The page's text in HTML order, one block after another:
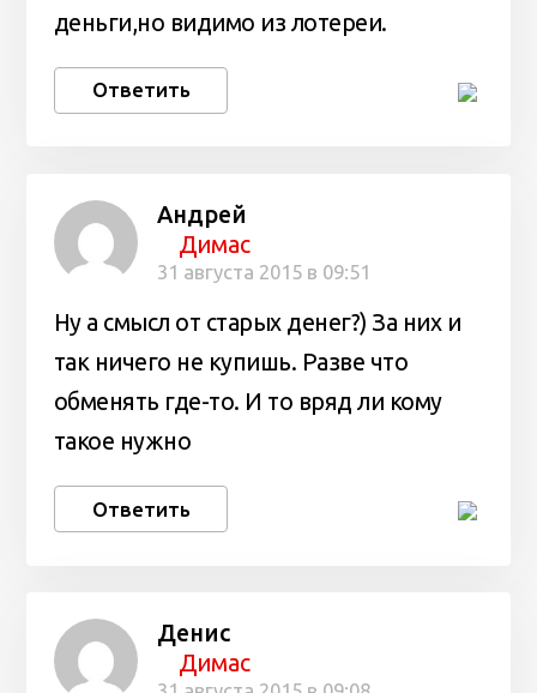
деньги,но видимо из лотереи.
Ответить
Андрей
Димас
31 августа 2015 в 09:51
Ну а смысл от старых денег?) За них и
так ничего не купишь. Разве что
обменять где-то. И то вряд ли кому
такое нужно
Ответить
Денис
Димас